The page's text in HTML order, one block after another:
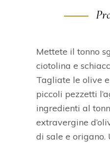
Mettete il tonno
ciotolina e
Tagliate le olive
piccoli pezzetti
ingredienti al
extravergine
di sale e origano.